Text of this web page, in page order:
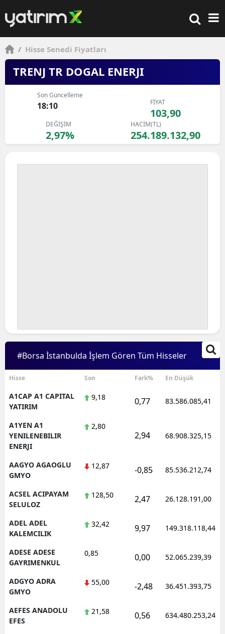
/ Hisse Senedi Fiyatları
TRENJ TR DOGAL ENERJI
Son Güncelleme
18:10 FİYAT
103,90
DEĞİŞİM
2,97%
HACİM(TL)
254.189.132,90
#Borsa İstanbulda İşlem Gören Tüm Hisseler
Hisse Son Fark% En Düşük
A1CAP A1 CAPITAL
YATIRIM
9,18 0,77 83.586.085,41
A1YEN A1
YENILENEBILIR
ENERJI
2,80
2,94 68.908.325,15
AAGYO AGAOGLU
GMYO
12,87 -0,85 85.536.212,74
ACSEL ACIPAYAM
SELULOZ
128,50 2,47 26.128.191,00
ADEL ADEL
KALEMCILIK
32,42 9,97 149.318.118,44
ADESE ADESE
GAYRIMENKUL
0,85 0,00 52.065.239,39
ADGYO ADRA
GMYO
55,00 -2,48 36.451.393,75
AEFES ANADOLU
EFES
21,58 0,56 634.480.253,24